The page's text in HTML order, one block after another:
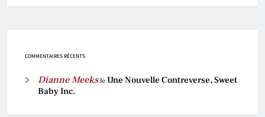
COMMENTAIRES RÉCENTS
Dianne Meeksle Une Nouvelle Contreverse, Sweet
Baby Inc.